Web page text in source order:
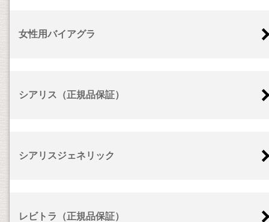
女性用バイアグラ
シアリス（正規品保証）
シアリスジェネリック
レビトラ（正規品保証）